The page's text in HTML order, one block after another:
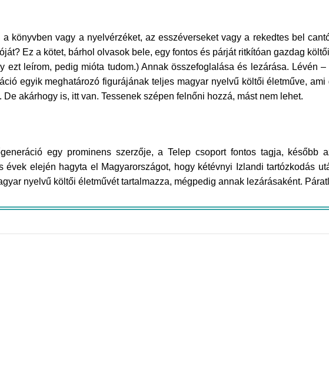
könyvben vagy a nyelvérzéket, az esszéverseket vagy a rekedtes bel
Ez a kötet, bárhol olvasok bele, egy fontos és párját ritkítóan gazdag
leírom, pedig mióta tudom.) Annak összefoglalása és lezárása. Lévén
egyik meghatározó figurájának teljes magyar nyelvű költői életműve,
akárhogy is, itt van. Tessenek szépen felnőni hozzá, mást nem lehet.
egy prominens szerzője, a Telep csoport fontos tagja, később
évek elején hagyta el Magyarországot, hogy kétévnyi Izlandi tartózkodás
nyelvű költői életművét tartalmazza, mégpedig annak lezárásaként.